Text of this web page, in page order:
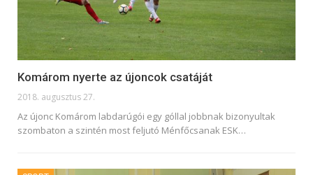
Komárom nyerte az újoncok csatáját
2018. augusztus 27.
Az újonc Komárom labdarúgói egy góllal jobbnak bizonyultak
szombaton a szintén most feljutó Ménfőcsanak ESK…